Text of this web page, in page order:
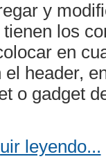
y
los
en
header,
o gadget
leyendo...